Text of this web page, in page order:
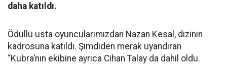
daha katıldı.
Ödüllü usta oyuncularımızdan Nazan Kesal, dizinin
kadrosuna katıldı. Şimdiden merak uyandıran
“Kubra’nın ekibine ayrıca Cihan Talay da dahil oldu.